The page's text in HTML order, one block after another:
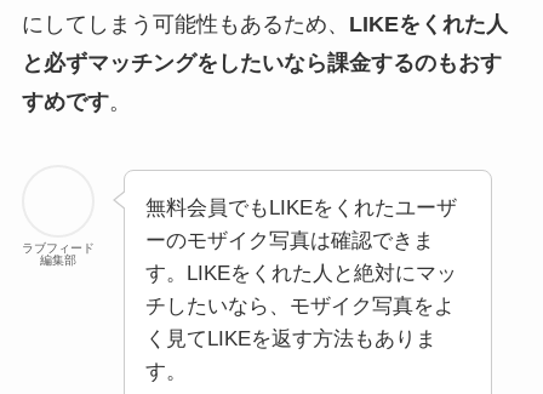
にしてしまう可能性もあるため、 LIKEをくれた人
と必ずマッチングをしたいなら課金するのもおす
すめです。
ラブフィード
編集部
無料会員でもLIKEをくれたユーザ
ーのモザイク写真は確認できま
す。LIKEをくれた人と絶対にマッ
チしたいなら、モザイク写真をよ
く見てLIKEを返す方法もありま
す。